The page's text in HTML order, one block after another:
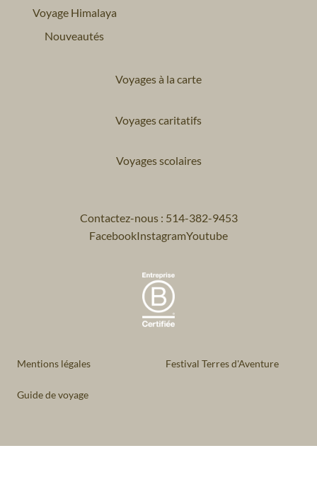
Voyage Himalaya
Nouveautés
Voyages à la carte
Voyages caritatifs
Voyages scolaires
Contactez-nous : 514-382-9453
FacebookInstagramYoutube
Mentions légales Festival Terres d'Aventure
Guide de voyage